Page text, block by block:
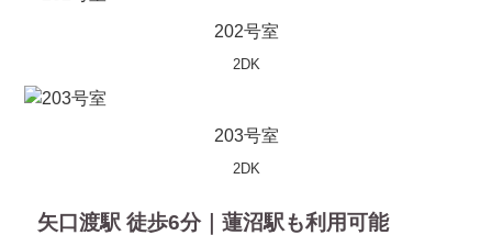
202号室
2DK
203号室
2DK
矢口渡駅 徒歩6分｜蓮沼駅も利用可能